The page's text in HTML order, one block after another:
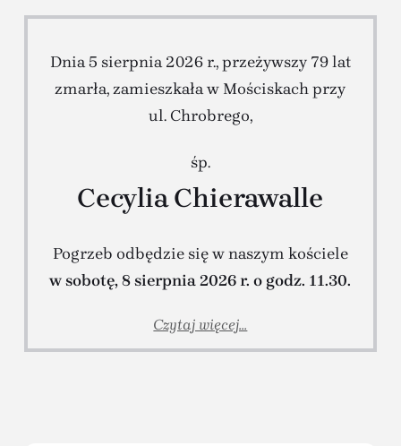
Dnia 5 sierpnia 2026 r., przeżywszy 79 lat
zmarła, zamieszkała w Mościskach przy
ul. Chrobrego,
śp.
Cecylia Chierawalle
Pogrzeb odbędzie się w naszym kościele
w sobotę, 8 sierpnia 2026 r. o godz. 11.30.
Czytaj więcej...